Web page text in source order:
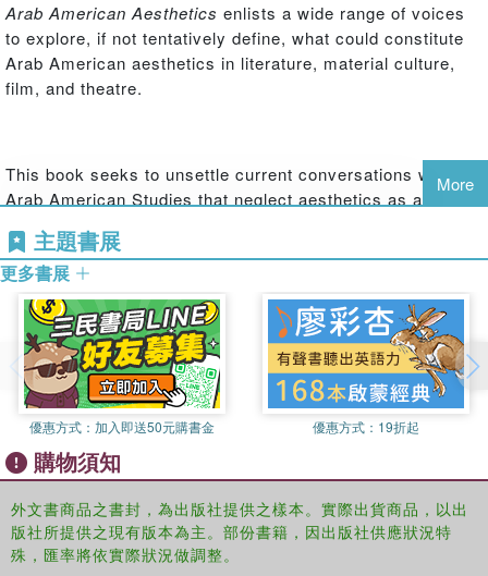
Arab American Aesthetics enlists a wide range of voices
to explore, if not tentatively define, what could constitute
Arab American aesthetics in literature, material culture,
film, and theatre.
This book seeks to unsettle current conversations within
Arab American Studies that neglect aesthetics as a set of
from politics, the book sutures the two more closely
together by challenging the causal relationship so often
attributed to them. The conversations include formal
choices, but also extend to the broad idea of what makes
a work distinctly Arab American. That is, what about its
beauty, ugliness, sublimity, or humor is explicitly tied to it
as part of a tradition of Arab American arts? The book
opens up the ways that we discuss Arab American literary
and fine arts, so that we understand how Arab American
identity and experience begets Arab American artistic
enterprise. Split into three sections, the first offers a set of
theoretical propositions for understanding aesthetics that
traverse Arab American cultural production. The second
More
主題書展
更多書展
優惠方式： 加入即送50元購書金 優惠方式： 19折起
購物須知
外文書商品之書封，為出版社提供之樣本。實際出貨商品，以出
版社所提供之現有版本為主。部份書籍，因出版社供應狀況特
殊，匯率將依實際狀況做調整。